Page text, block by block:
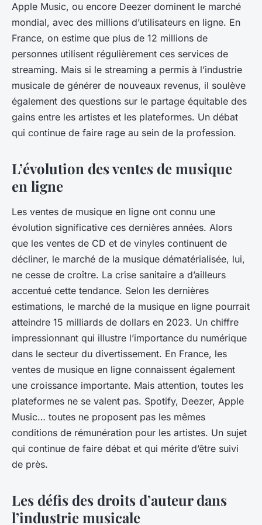
Apple Music, ou encore Deezer dominent le marché
mondial, avec des millions d’utilisateurs en ligne. En
France, on estime que plus de 12 millions de
personnes utilisent régulièrement ces services de
streaming. Mais si le streaming a permis à l’industrie
musicale de générer de nouveaux revenus, il soulève
également des questions sur le partage équitable des
gains entre les artistes et les plateformes. Un débat
qui continue de faire rage au sein de la profession.
L’évolution des ventes de musique
en ligne
Les ventes de musique en ligne ont connu une
évolution significative ces dernières années. Alors
que les ventes de CD et de vinyles continuent de
décliner, le marché de la musique dématérialisée, lui,
ne cesse de croître. La crise sanitaire a d’ailleurs
accentué cette tendance. Selon les dernières
estimations, le marché de la musique en ligne pourrait
atteindre 15 milliards de dollars en 2023. Un chiffre
impressionnant qui illustre l’importance du numérique
dans le secteur du divertissement. En France, les
ventes de musique en ligne connaissent également
une croissance importante. Mais attention, toutes les
plateformes ne se valent pas. Spotify, Deezer, Apple
Music… toutes ne proposent pas les mêmes
conditions de rémunération pour les artistes. Un sujet
qui continue de faire débat et qui mérite d’être suivi
de près.
Les défis des droits d’auteur dans
l’industrie musicale